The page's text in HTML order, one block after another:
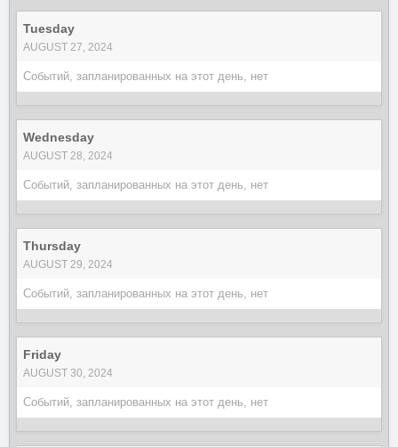
Tuesday
AUGUST 27, 2024
Событий, запланированных на этот день, нет
Wednesday
AUGUST 28, 2024
Событий, запланированных на этот день, нет
Thursday
AUGUST 29, 2024
Событий, запланированных на этот день, нет
Friday
AUGUST 30, 2024
Событий, запланированных на этот день, нет